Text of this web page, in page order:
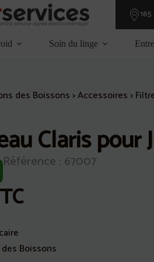
Soin du linge
des Boissons>Accessoires>
Claris
Référence : 67007
Boissons